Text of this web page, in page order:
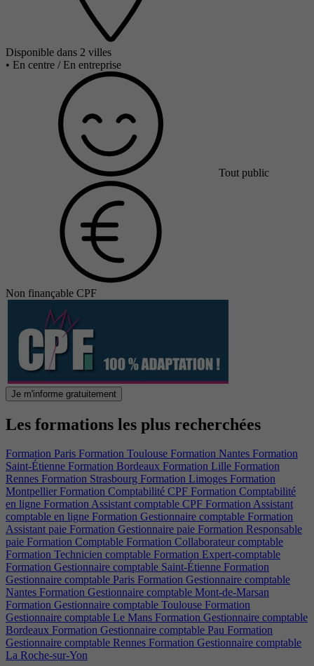
Disponible dans 2 villes
• En centre / En entreprise
Tout public
Non finançable CPF
Je m'informe gratuitement
Les formations les plus recherchées
Formation Paris Formation Toulouse Formation Nantes Formation
Saint-Étienne Formation Bordeaux Formation Lille Formation
Rennes Formation Strasbourg Formation Limoges Formation
Montpellier Formation Comptabilité CPF Formation Comptabilité
en ligne Formation Assistant comptable CPF Formation Assistant
comptable en ligne Formation Gestionnaire comptable Formation
Assistant paie Formation Gestionnaire paie Formation Responsable
paie Formation Comptable Formation Collaborateur comptable
Formation Technicien comptable Formation Expert-comptable
Formation Gestionnaire comptable Saint-Étienne Formation
Gestionnaire comptable Paris Formation Gestionnaire comptable
Nantes Formation Gestionnaire comptable Mont-de-Marsan
Formation Gestionnaire comptable Toulouse Formation
Gestionnaire comptable Le Mans Formation Gestionnaire comptable
Bordeaux Formation Gestionnaire comptable Pau Formation
Gestionnaire comptable Rennes Formation Gestionnaire comptable
La Roche-sur-Yon